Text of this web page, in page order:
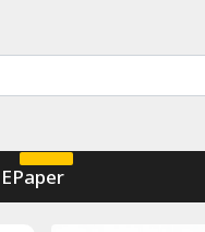
EPaper